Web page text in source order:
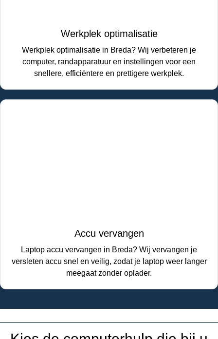
Werkplek optimalisatie
Werkplek optimalisatie in Breda? Wij verbeteren je
computer, randapparatuur en instellingen voor een
snellere, efficiëntere en prettigere werkplek.
Accu vervangen
Laptop accu vervangen in Breda? Wij vervangen je
versleten accu snel en veilig, zodat je laptop weer langer
meegaat zonder oplader.